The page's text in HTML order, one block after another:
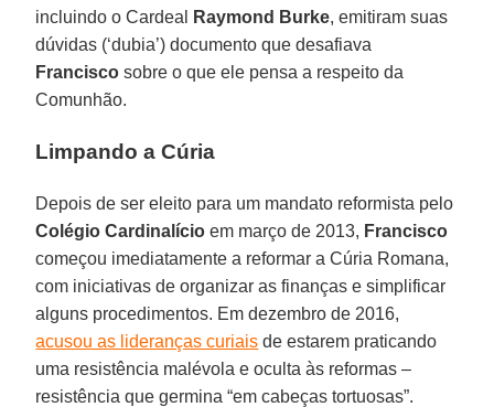
incluindo o Cardeal
Raymond Burke, emitiram suas
dúvidas (‘dubia’) documento que desafiava
Francisco sobre o que ele pensa a respeito da
Comunhão.
Limpando a Cúria
Depois de ser eleito para um mandato reformista pelo
Colégio Cardinalício em março de 2013, Francisco
começou imediatamente a reformar a Cúria Romana,
com iniciativas de organizar as finanças e simplificar
alguns procedimentos. Em dezembro de 2016,
acusou as lideranças curiais de estarem praticando
uma resistência malévola e oculta às reformas –
resistência que germina “em cabeças tortuosas”.